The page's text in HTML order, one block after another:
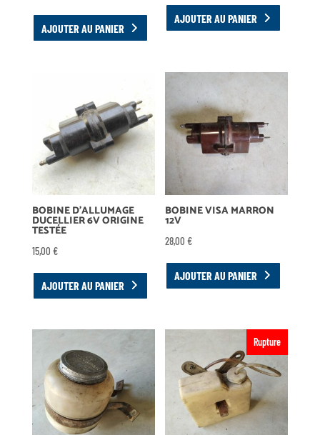
AJOUTER AU PANIER
AJOUTER AU PANIER
BOBINE D’ALLUMAGE
DUCELLIER 6V ORIGINE
TESTÉE
15,00 €
AJOUTER AU PANIER
BOBINE VISA MARRON
12V
28,00€
AJOUTER AU PANIER
Rupture